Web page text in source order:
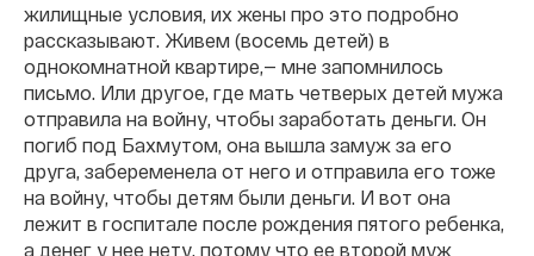
жилищные условия, их жены про это подробно
рассказывают. Живем (восемь детей) в
однокомнатной квартире,— мне запомнилось
письмо. Или другое, где мать четверых детей мужа
отправила на войну, чтобы заработать деньги. Он
погиб под Бахмутом, она вышла замуж за его
друга, забеременела от него и отправила его тоже
на войну, чтобы детям были деньги. И вот она
лежит в госпитале после рождения пятого ребенка,
а денег у нее нету, потому что ее второй муж